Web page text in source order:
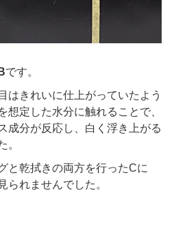
Bです。
はきれいに仕上がっていたよう
想定した水分に触れることで、
成分が反応し、白く浮き上がる
。
と乾拭きの両方を行ったCに
られませんでした。